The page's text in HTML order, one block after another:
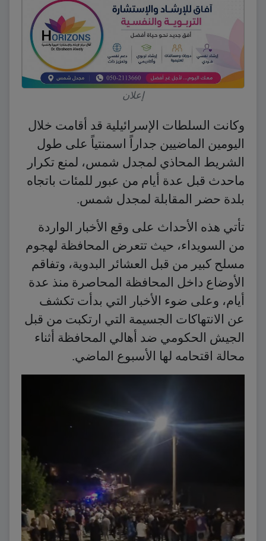
إعلان
وكانت السلطات الإسرائيلية قد أقامت خلال
اليومين الماضيين جداراً اسمنتياً على طول
الشريط المحاذي لمجدل شمس، لمنع تكرار
ماحدث قبل عدة أيام من عبور للمئات باتجاه
بلدة حضر المقابلة لمجدل شمس.
تأتي هذه الأحداث على وقع الأخبار الواردة
من السويداء، حيث تتعرض المحافظة لهجوم
مسلح كبير من قبل العشائر البدوية، وتفاقم
الأوضاع داخل المحافظة المحاصرة منذ عدة
أيام، وعلى ضوء الأخبار التي بدأت تكشف
عن الانتهاكات الجسيمة التي ارتكبت من قبل
الجيش الحكومي ضد أهالي المحافظة أثناء
محالة اقتحامه لها الأسبوع الماضي.